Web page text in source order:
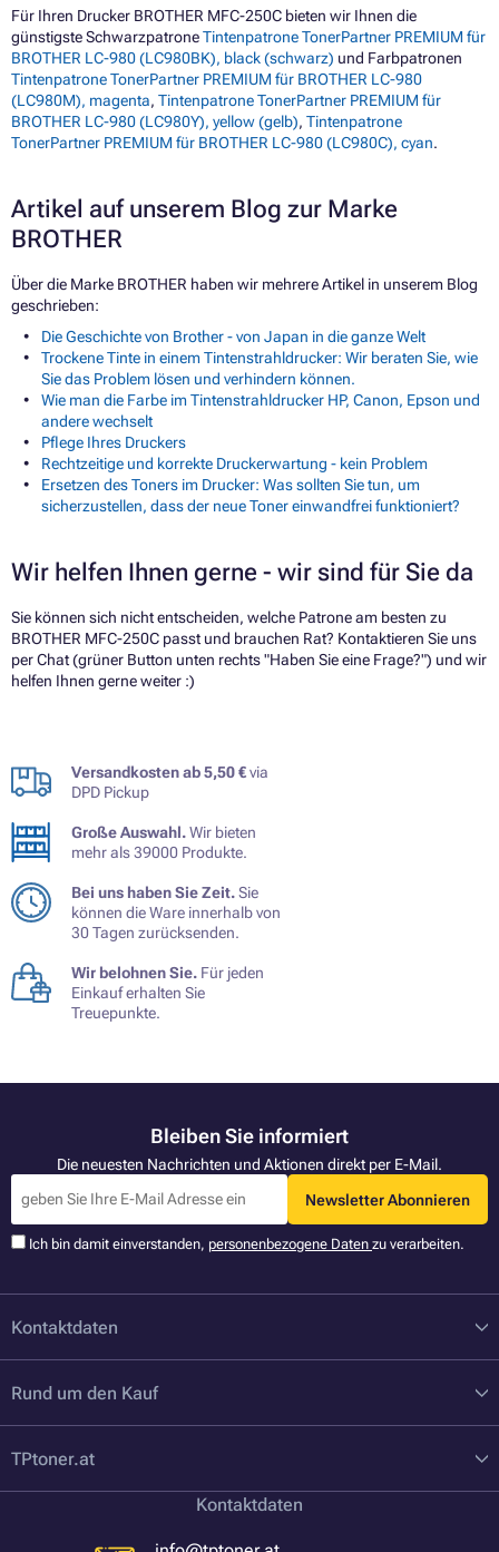
Für Ihren Drucker BROTHER MFC-250C bieten wir Ihnen die
günstigste SchwarzpatroneTintenpatrone TonerPartner PREMIUM für
BROTHER LC-980 (LC980BK), black (schwarz) und Farbpatronen
Tintenpatrone TonerPartner PREMIUM für BROTHER LC-980
(LC980M), magenta, Tintenpatrone TonerPartner PREMIUM für
BROTHER LC-980 (LC980Y), yellow (gelb), Tintenpatrone
TonerPartner PREMIUM für BROTHER LC-980 (LC980C), cyan.
Artikel auf unserem Blog zur Marke
BROTHER
Über die Marke BROTHER haben wir mehrere Artikel in unserem Blog
geschrieben:
Die Geschichte von Brother - von Japan in die ganze Welt
Trockene Tinte in einem Tintenstrahldrucker: Wir beraten Sie, wie
Sie das Problem lösen und verhindern können.
Wie man die Farbe im Tintenstrahldrucker HP, Canon, Epson und
andere wechselt
Pflege Ihres Druckers
Rechtzeitige und korrekte Druckerwartung - kein Problem
Ersetzen des Toners im Drucker: Was sollten Sie tun, um
sicherzustellen, dass der neue Toner einwandfrei funktioniert?
Wir helfen Ihnen gerne - wir sind für Sie da
Sie können sich nicht entscheiden, welche Patrone am besten zu
BROTHER MFC-250C passt und brauchen Rat? Kontaktieren Sie uns
per Chat (grüner Button unten rechts "Haben Sie eine Frage?") und wir
helfen Ihnen gerne weiter :)
Versandkosten ab 5,50 €via
DPD Pickup
Große Auswahl.Wir bieten
mehr als 39000 Produkte.
Bei uns haben Sie Zeit.Sie
können die Ware innerhalb von
30 Tagen zurücksenden.
Wir belohnen Sie. Für jeden
Einkauf erhalten Sie
Treuepunkte.
Bleiben Sie informiert
Die neuesten Nachrichten und Aktionen direkt per E-Mail.
Newsletter Abonnieren
Ich bin damit einverstanden, personenbezogene Daten zu verarbeiten.
Kontaktdaten
Rund um den Kauf
TPtoner.at
Kontaktdaten